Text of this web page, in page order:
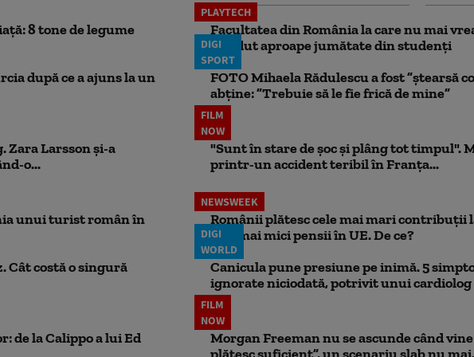
8 tone de legume
PLAYTECH
Facultatea din România la care nu mai
pierdut aproape jumătate din studenţi
după ce a ajuns la un
DIGI
SPORT
FOTO Mihaela Rădulescu a fost ”ștearsă
abține: ”Trebuie să le fie frică de mine”
Zara Larsson și-a
o...
FILM
NOW
"Sunt în stare de șoc și plâng tot timpul".
printr-un accident teribil în Franța...
unui turist român în
NEWSWEEK
Românii plătesc cele mai mari contribuții
cele mai mici pensii în UE. De ce?
Cât costă o singură
DIGI
WORLD
Canicula pune presiune pe inimă. 5
ignorate niciodată, potrivit unui cardiolog
de la Calippo a lui Ed
FILM
NOW
Morgan Freeman nu se ascunde când